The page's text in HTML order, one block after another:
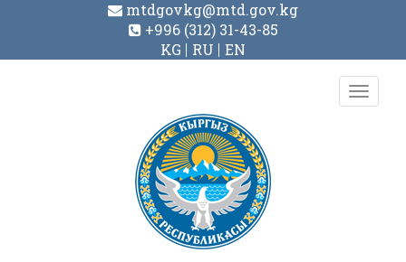
mtdgovkg@mtd.gov.kg
+996 (312) 31-43-85
KG
RU EN
Toggle